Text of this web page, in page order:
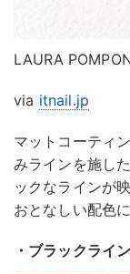
LAURA
via itnail.jp
マットコーティ
みラインを施し
ックなラインが
おとなしい配色
・ブラックライ